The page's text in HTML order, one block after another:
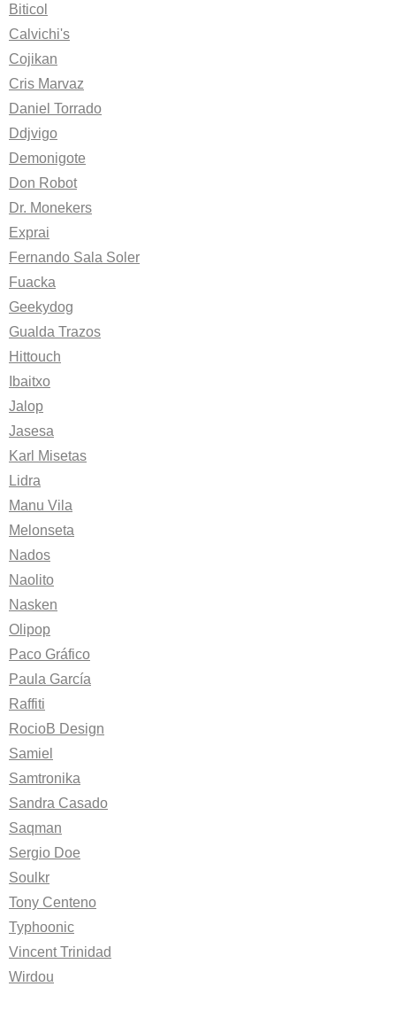
Biticol
Calvichi's
Cojikan
Cris Marvaz
Daniel Torrado
Ddjvigo
Demonigote
Don Robot
Dr. Monekers
Exprai
Fernando Sala Soler
Fuacka
Geekydog
Gualda Trazos
Hittouch
Ibaitxo
Jalop
Jasesa
Karl Misetas
Lidra
Manu Vila
Melonseta
Nados
Naolito
Nasken
Olipop
Paco Gráfico
Paula García
Raffiti
RocioB Design
Samiel
Samtronika
Sandra Casado
Saqman
Sergio Doe
Soulkr
Tony Centeno
Typhoonic
Vincent Trinidad
Wirdou